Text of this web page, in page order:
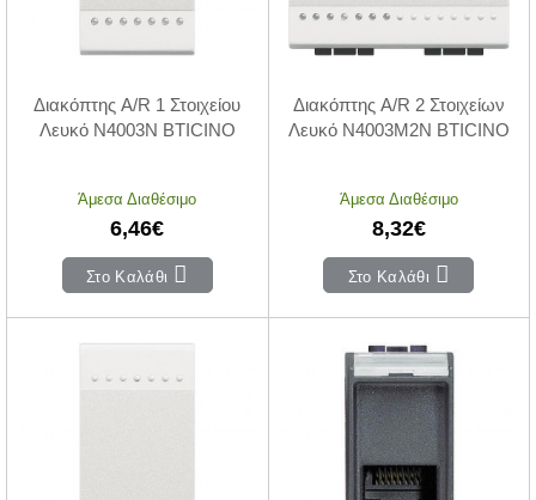
Διακόπτης A/R 1 Στοιχείου
Λευκό N4003N BTICINO
Άμεσα Διαθέσιμο
6,46€
Στο Καλάθι
Διακόπτης A/R 2 Στοιχείων
Λευκό N4003M2N BTICINO
Άμεσα Διαθέσιμο
8,32€
Στο Καλάθι